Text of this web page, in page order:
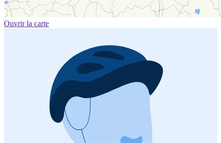
Ouvrir la carte